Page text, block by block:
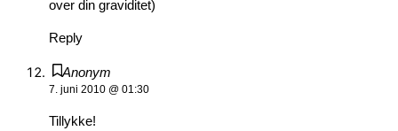
over din graviditet)
Reply
Anonym
7. juni 2010 @ 01:30
Tillykke!